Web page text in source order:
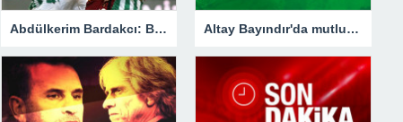
Abdülkerim Bardakcı: Beklemediğimiz bir sonuç aldık Altay Bayındır'da mutlu son! 4 yıllık sözleşme imzalandı